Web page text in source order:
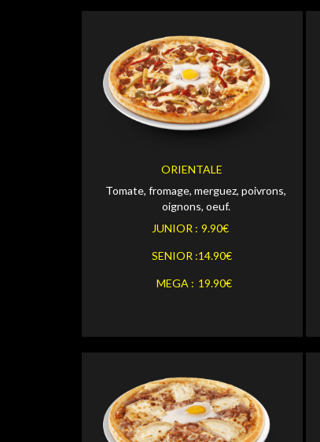
JUNIOR Personnaliser
MEGA Personnaliser
ORIENTALE
Tomate, fromage, merguez, poivrons,
oignons, oeuf.
JUNIOR : 9.90€
SENIOR :14.90€
MEGA : 19.90€